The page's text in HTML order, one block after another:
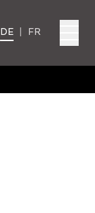
DE FR